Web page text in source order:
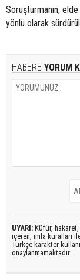
Soruşturmanın,
yönlü olarak
HABERE YORUM
UYARI: Küfür,
içeren, imla kuralları
Türkçe karakter
onaylanmamaktadır.